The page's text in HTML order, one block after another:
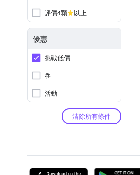
評價4顆
以上
優惠
挑戰低價
券
活動
清除所有條件